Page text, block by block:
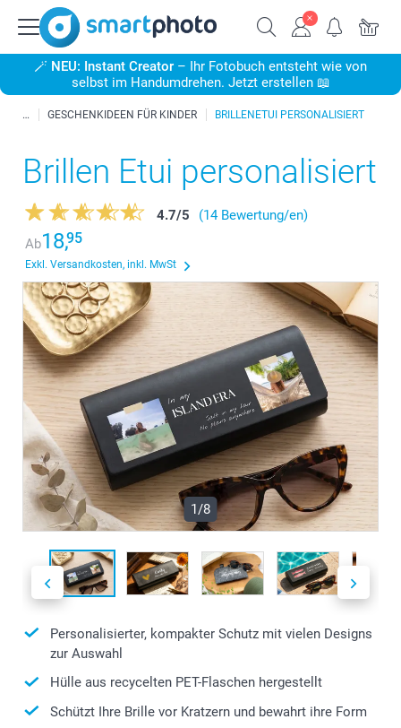
🪄 NEU: Instant Creator – Ihr Fotobuch entsteht wie von
selbst im Handumdrehen. Jetzt erstellen 📖
GESCHENKIDEEN FÜR KINDER BRILLENETUI PERSONALISIERT
Brillen Etui personalisiert
4.7/5
(14 Bewertung/en)
Ab18,95
Exkl. Versandkosten, inkl. MwSt
1/8
Personalisierter, kompakter Schutz mit vielen Designs
zur Auswahl
Hülle aus recycelten PET-Flaschen hergestellt
Schützt Ihre Brille vor Kratzern und bewahrt ihre Form